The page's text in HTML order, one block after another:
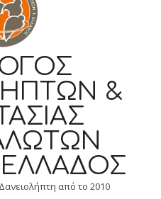
&
από το 2010